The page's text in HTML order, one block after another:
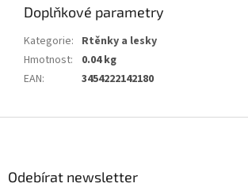
Doplňkové parametry
Kategorie: Rtěnky a lesky
Hmotnost:
0.04 kg
EAN: 3454222142180
Odebírat newsletter